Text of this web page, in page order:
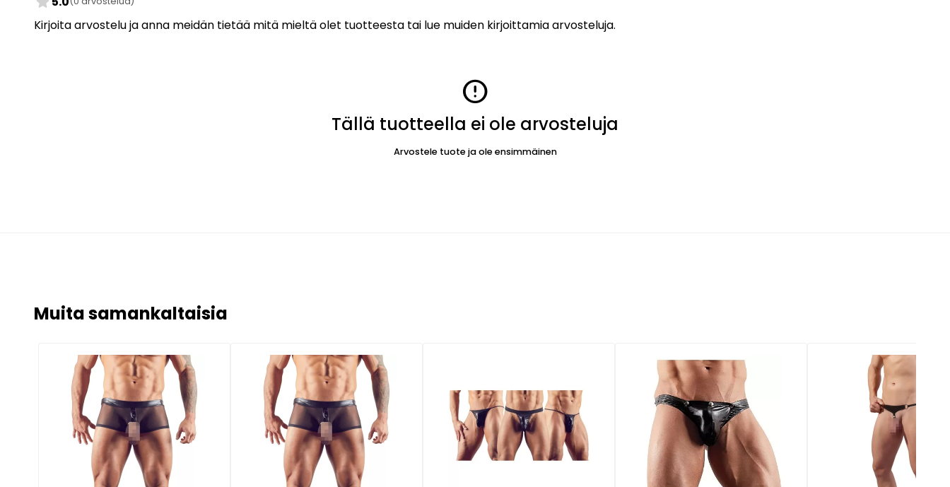
Kirjoita arvostelu ja anna meidän tietää mitä mieltä olet tuotteesta tai lue muiden kirjoittamia arvosteluja.
error
Tällä tuotteella ei ole arvosteluja
Arvostele tuote ja ole ensimmäinen
Muita samankaltaisia